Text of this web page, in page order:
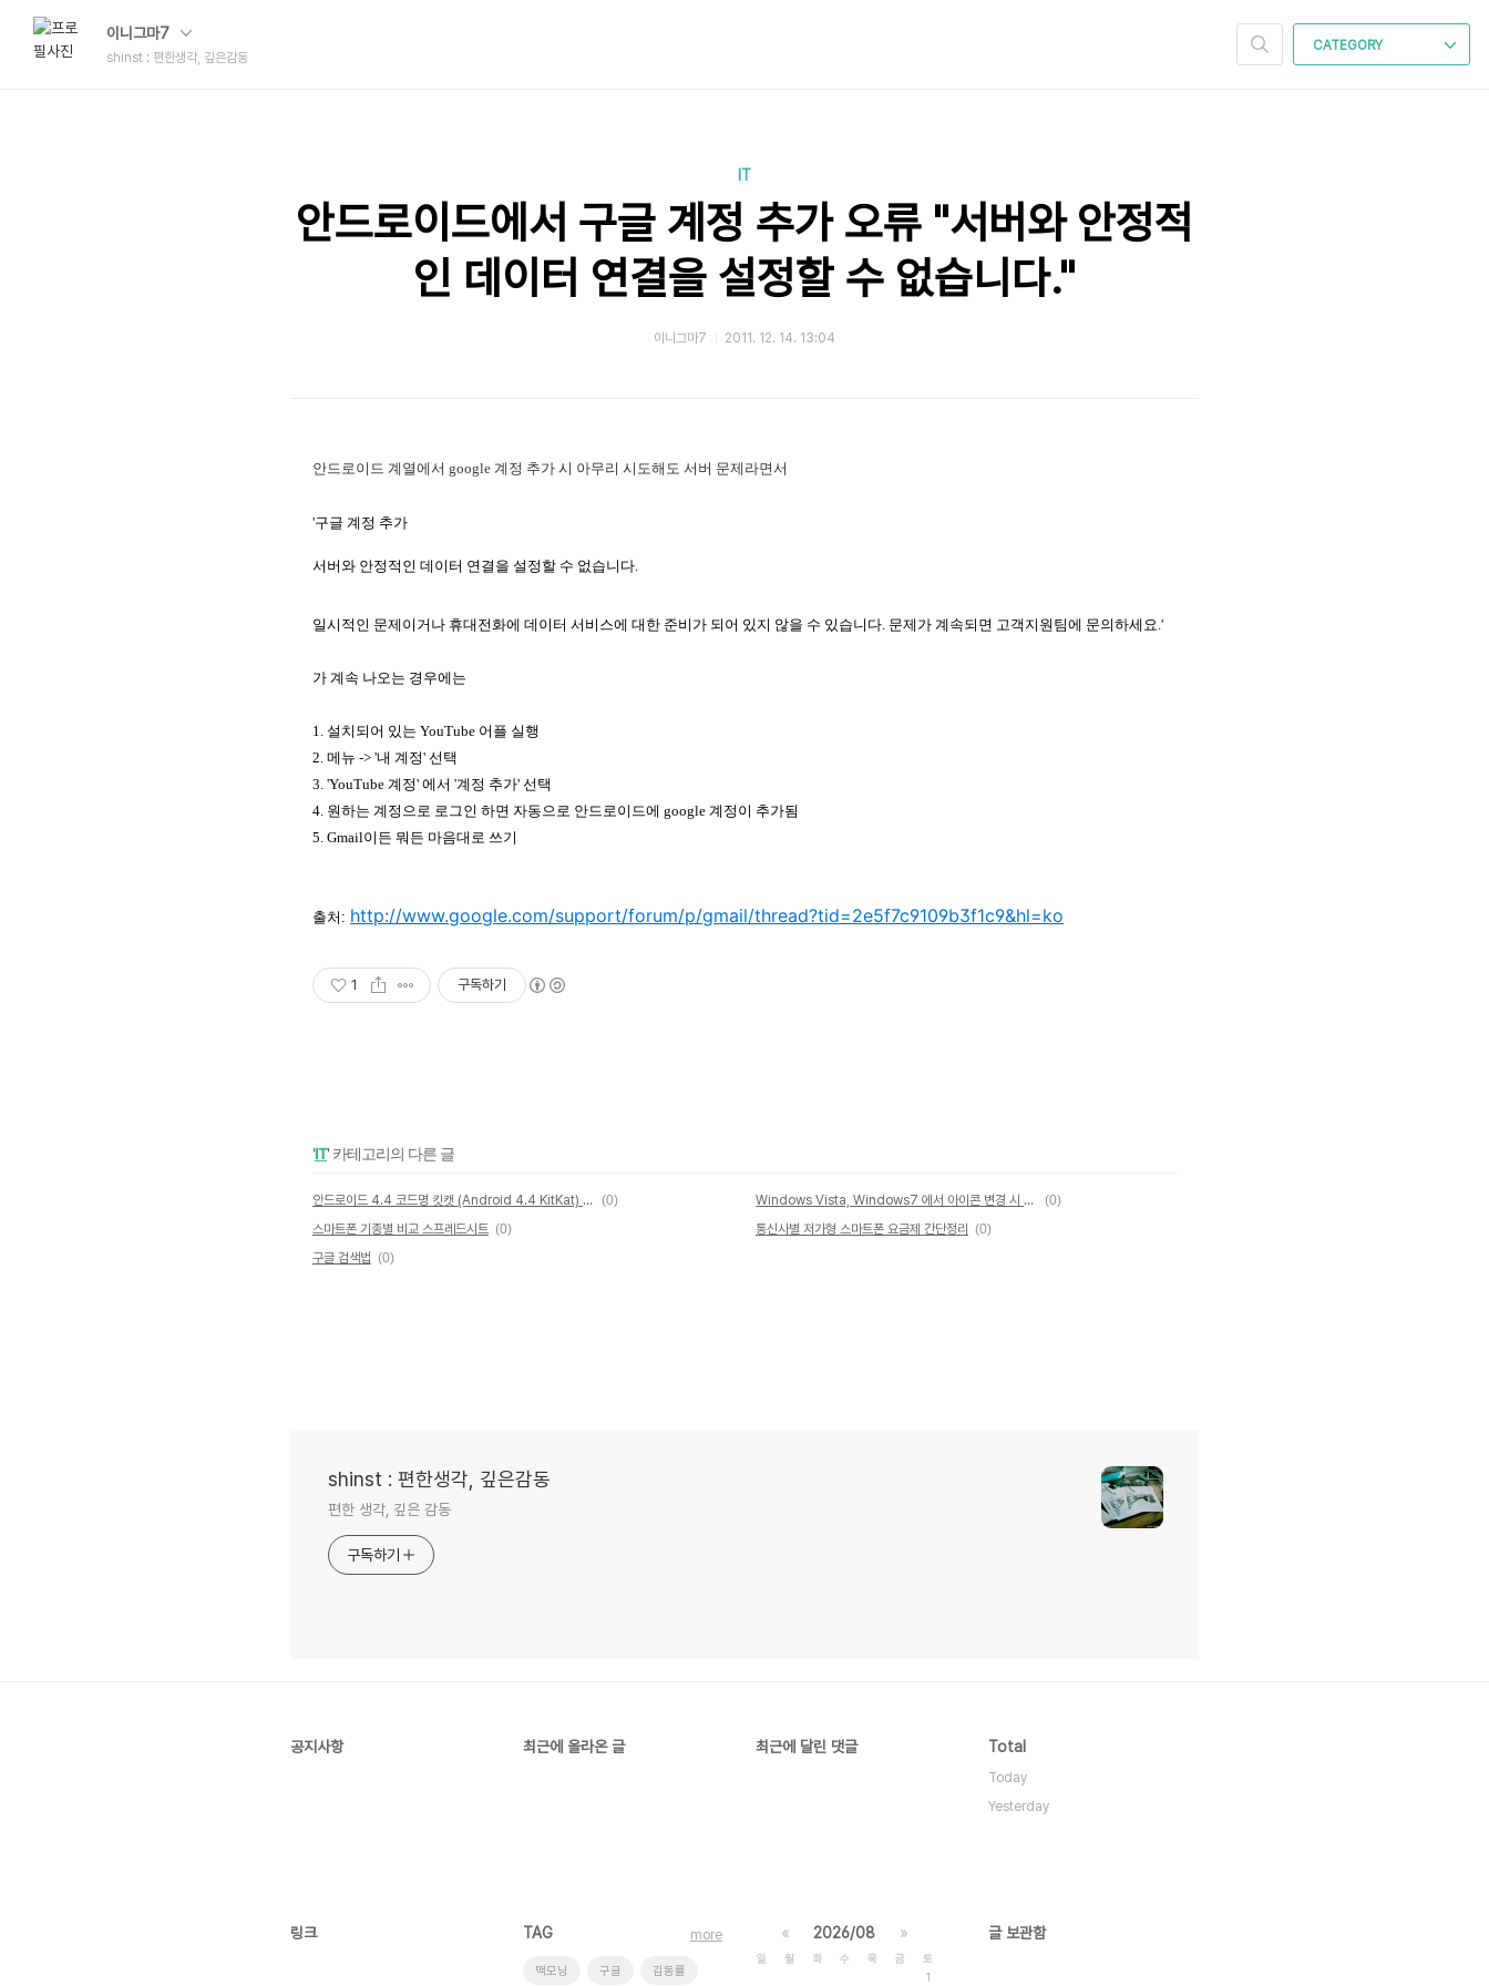
이니그마7
shinst : 편한생각, 깊은감동
CATEGORY
IT
안드로이드에서 구글 계정 추가 오류 "서버와 안정적
인 데이터 연결을 설정할 수 없습니다."
이니그마7 2011. 12. 14. 13:04
안드로이드 계열에서 google 계정 추가 시 아무리 시도해도 서버 문제라면서
'구글 계정 추가
서버와 안정적인 데이터 연결을 설정할 수 없습니다.
일시적인 문제이거나 휴대전화에 데이터 서비스에 대한 준비가 되어 있지 않을 수 있습니다. 문제가 계속되면 고객지원팀에 문의하세요.'
가 계속 나오는 경우에는
1. 설치되어 있는 YouTube 어플 실행
2. 메뉴 -> '내 계정' 선택
3. 'YouTube 계정' 에서 '계정 추가' 선택
4. 원하는 계정으로 로그인 하면 자동으로 안드로이드에 google 계정이 추가됨
5. Gmail이든 뭐든 마음대로 쓰기
출처: http://www.google.com/support/forum/p/gmail/thread?tid=2e5f7c9109b3f1c9&hl=ko
1 구독하기
'IT' 카테고리의 다른 글
안드로이드 4.4 코드명 킷캣 (Android 4.4 KitKat) 과 네슬레 (0) Windows Vista, Windows7 에서 아이콘 변경 시 예쁜 아이콘 설정
(0)
스마트폰 기종별 비교 스프레드시트 (0) 통신사별 저가형 스마트폰 요금제 간단정리
(0)
구글 검색법 (0)
shinst : 편한생각, 깊은감동
편한 생각, 깊은 감동
구독하기
공지사항 최근에 올라온 글 최근에 달린 댓글 Total
Today
Yesterday
링크 TAG
맥모닝 구글 김동률
more « 2026/08 »
일 월 화 수 목 금
토
1
글 보관함